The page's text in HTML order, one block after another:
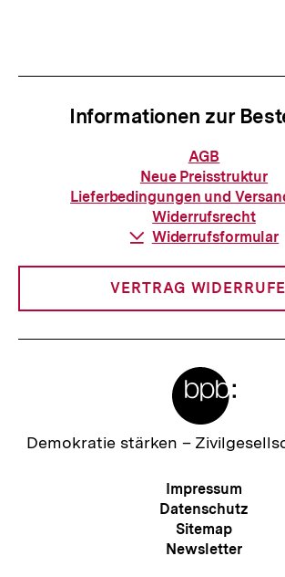
Informationen zur
zur
Bestellung
AGB
Neue Preisstruktur
Lieferbedingungen und
Widerrufsrecht
Download-
Widerrufsformular
VERTRAG
Zur
Demokratie stärken –
Meta-
Navigation
Impressum
Datenschutz
Sitemap
Newsletter